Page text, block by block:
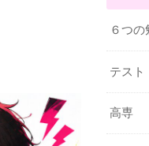
６つ
テスト
高専